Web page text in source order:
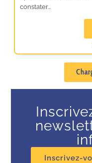
constater...
Inscrivez-